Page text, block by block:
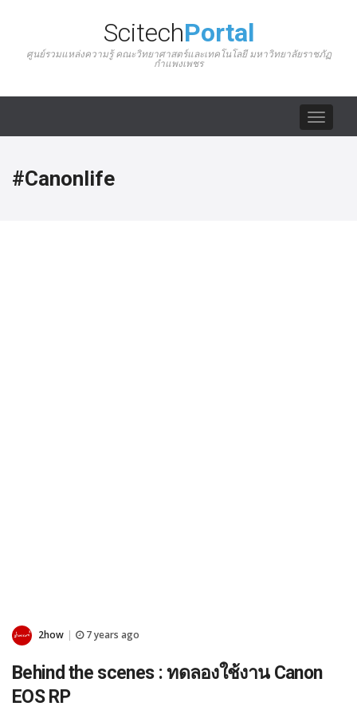
ScitechPortal
ศูนย์รวมแหล่งความรู้ คณะวิทยาศาสตร์และเทคโนโลยี มหาวิทยาลัยราชภัฏ
กำแพงเพชร
Toggle
#Canonlife
2how 7 years ago
Behind the scenes : ทดลองใช้งาน Canon
EOS RP